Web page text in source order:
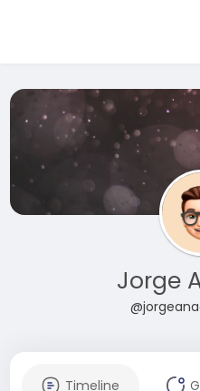
Jorge
Timeline